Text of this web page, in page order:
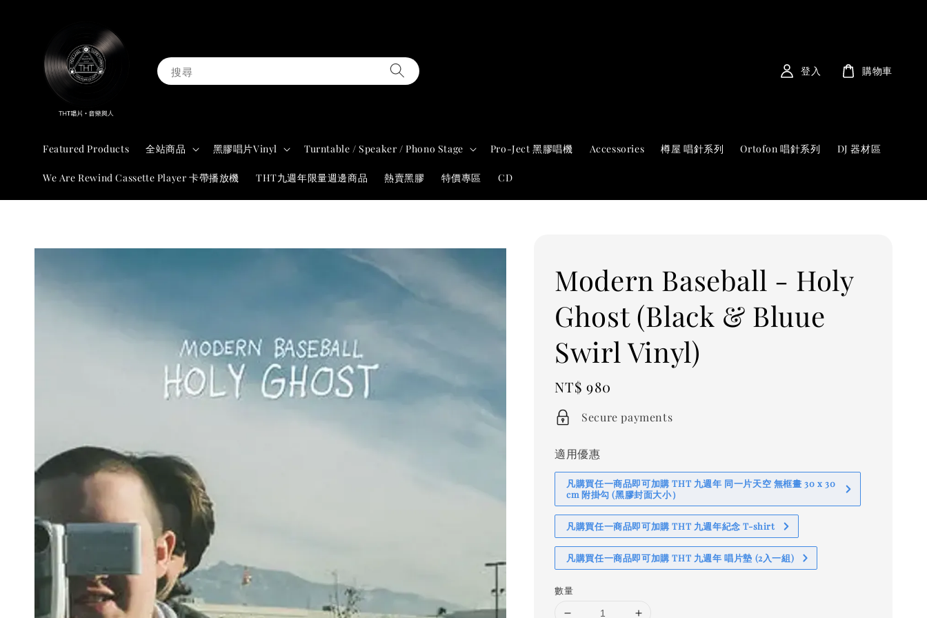
搜尋
Featured Products 全站商品 黑膠唱片Vinyl Turntable / Speaker / Phono Stage Pro-Ject 黑膠唱機 Accessories 樽屋 唱針系列 Ortofon 唱針系列 DJ 器材區
We Are Rewind Cassette Player 卡帶播放機 THT九週年限量週邊商品 熱賣黑膠 特價專區 CD
登入 購物車
Modern Baseball - Holy
Ghost (Black & Bluue
Swirl Vinyl)
Regular
price
NT$ 980
Secure payments
適用優惠
凡購買任一商品即可加購 THT 九週年 同一片天空 無框畫 30 x 30
cm 附掛勾 (黑膠封面大小）
凡購買任一商品即可加購 THT 九週年紀念 T-shirt
凡購買任一商品即可加購 THT 九週年 唱片墊 (2入一組)
數量